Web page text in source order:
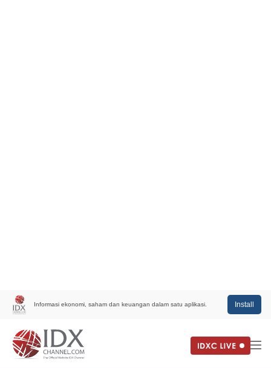
Informasi ekonomi, saham dan keuangan dalam satu aplikasi. Install